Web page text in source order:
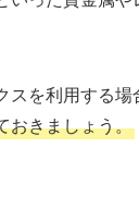
を利用する場
おきましょう。